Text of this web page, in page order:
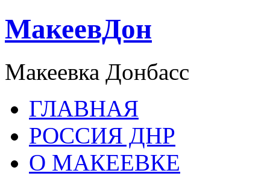
МакеевДон
Макеевка Донбасс
ГЛАВНАЯ
РОССИЯ ДНР
О МАКЕЕВКЕ